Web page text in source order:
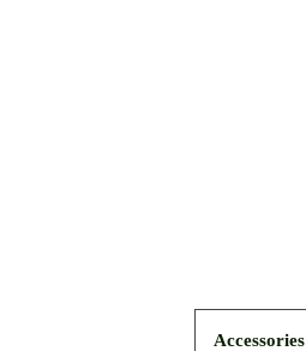
Accessories